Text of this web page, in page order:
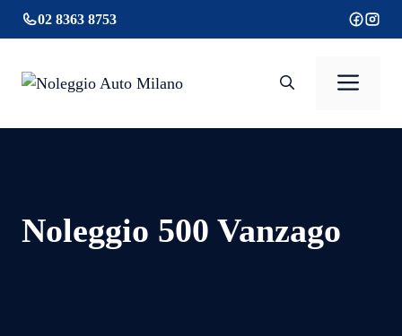
al
02 8363 8753
Noleggio 500 Vanzago